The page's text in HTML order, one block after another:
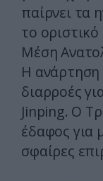
παίρνει τα
το
Μέση
Η ανάρτηση
διαρροές
Jinping. Ο
έδαφος για
σφαίρες